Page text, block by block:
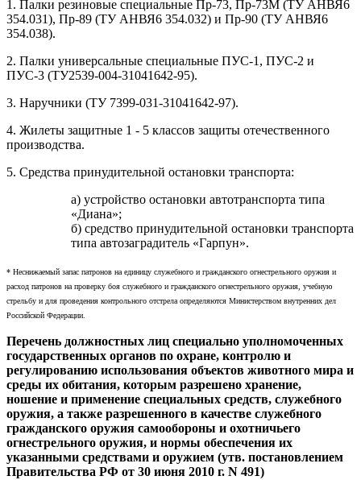
1. Палки резиновые специальные Пр-73, Пр-73М (ТУ АНВЯ6
354.031), Пр-89 (ТУ АНВЯ6 354.032) и Пр-90 (ТУ АНВЯ6
354.038).
2. Палки универсальные специальные ПУС-1, ПУС-2 и
ПУС-3 (ТУ2539-004-31041642-95).
3. Наручники (ТУ 7399-031-31041642-97).
4. Жилеты защитные 1 - 5 классов защиты отечественного
производства.
5. Средства принудительной остановки транспорта:
а) устройство остановки автотранспорта типа
«Диана»;
б) средство принудительной остановки транспорта
типа автозаградитель «Гарпун».
* Неснижаемый запас патронов на единицу служебного и гражданского огнестрельного оружия и
расход патронов на проверку боя служебного и гражданского огнестрельного оружия, учебную
стрельбу и для проведения контрольного отстрела определяются Министерством внутренних дел
Российской Федерации.
Перечень должностных лиц специально уполномоченных
государственных органов по охране, контролю и
регулированию использования объектов животного мира и
среды их обитания, которым разрешено хранение,
ношение и применение специальных средств, служебного
оружия, а также разрешенного в качестве служебного
гражданского оружия самообороны и охотничьего
огнестрельного оружия, и нормы обеспечения их
указанными средствами и оружием (утв. постановлением
Правительства РФ от 30 июня 2010 г. N 491)